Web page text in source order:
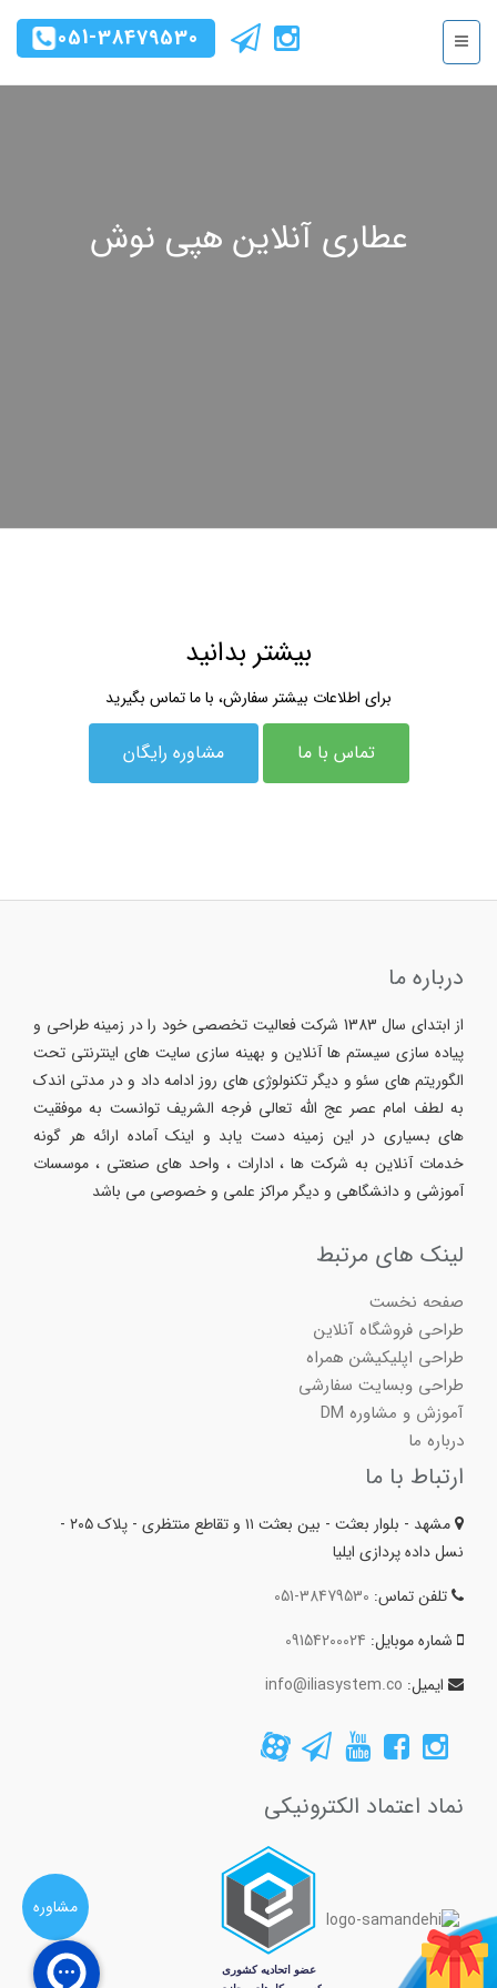
مشاوره
051-38479530
عطاری آنلاین هپی نوش
بیشتر بدانید
برای اطلاعات بیشتر سفارش، با ما تماس بگیرید
تماس با ما مشاوره رایگان
درباره ما
از ابتدای سال 1383 شرکت فعالیت تخصصی خود را در زمینه طراحی و
پیاده سازی سیستم ها آنلاین و بهینه سازی سایت های اینترنتی تحت
الگوریتم های سئو و دیگر تکنولوژی های روز ادامه داد و در مدتی اندک
به لطف امام عصر عج الله تعالی فرجه الشریف توانست به موفقیت
های بسیاری در این زمینه دست یابد و اینک آماده ارائه هر گونه
خدمات آنلاین به شرکت ها ، ادارات ، واحد های صنعتی ، موسسات
آموزشی و دانشگاهی و دیگر مراکز علمی و خصوصی می باشد
لینک های مرتبط
صفحه نخست
طراحی فروشگاه آنلاین
طراحی اپلیکیشن همراه
طراحی وبسایت سفارشی
آموزش و مشاوره DM
درباره ما
ارتباط با ما
مشهد - بلوار بعثت - بین بعثت ۱۱ و تقاطع منتظری - پلاک ۲۰۵ -
نسل داده پردازی ایلیا
تلفن تماس: 051-38479530
شماره موبایل: 09154200024
ایمیل: info@iliasystem.co
نماد اعتماد الکترونیکی